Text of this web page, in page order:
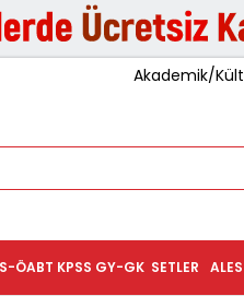
Akademik/
ALES
SETLER
KPSS GY-GK
ÖABT